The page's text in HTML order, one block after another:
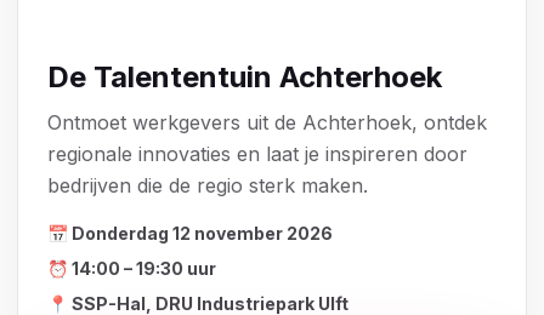
De Talententuin Achterhoek
Ontmoet werkgevers uit de Achterhoek, ontdek
regionale innovaties en laat je inspireren door
bedrijven die de regio sterk maken.
📅 Donderdag 12 november 2026
⏰ 14:00 – 19:30 uur
📍 SSP-Hal, DRU Industriepark Ulft